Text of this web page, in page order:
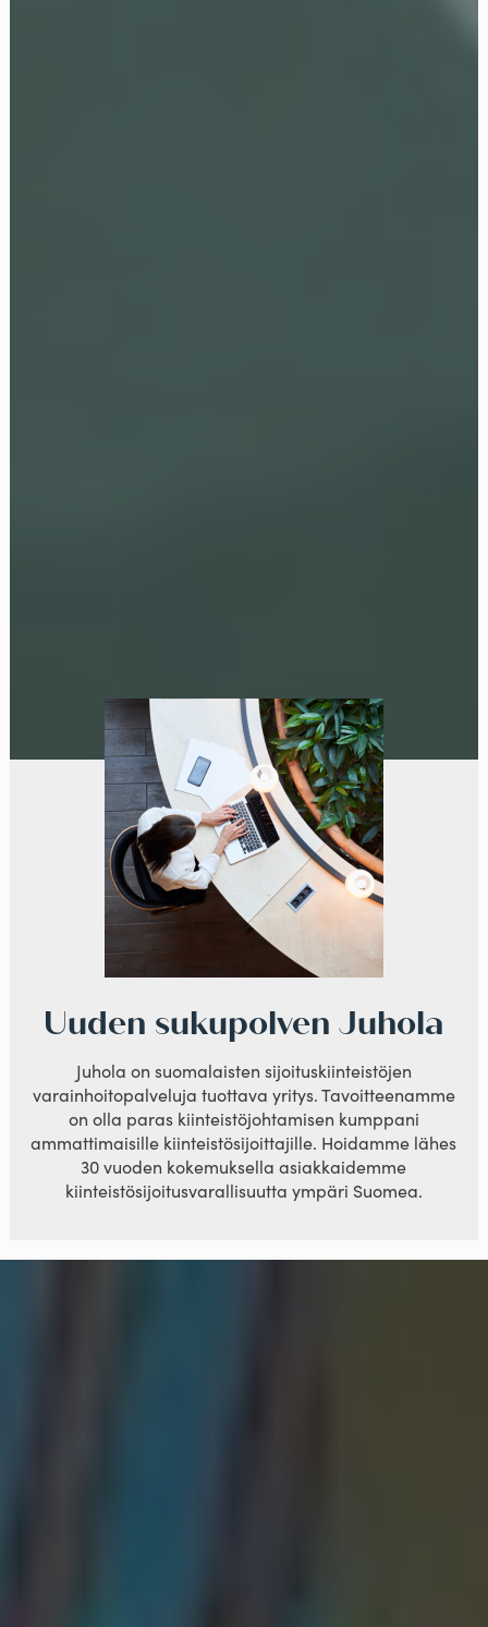
Uuden sukupolven Juhola
Juhola on suomalaisten sijoituskiinteistöjen
varainhoitopalveluja tuottava yritys. Tavoitteenamme
on olla paras kiinteistöjohtamisen kumppani
ammattimaisille kiinteistösijoittajille. Hoidamme lähes
30 vuoden kokemuksella asiakkaidemme
kiinteistösijoitusvarallisuutta ympäri Suomea.